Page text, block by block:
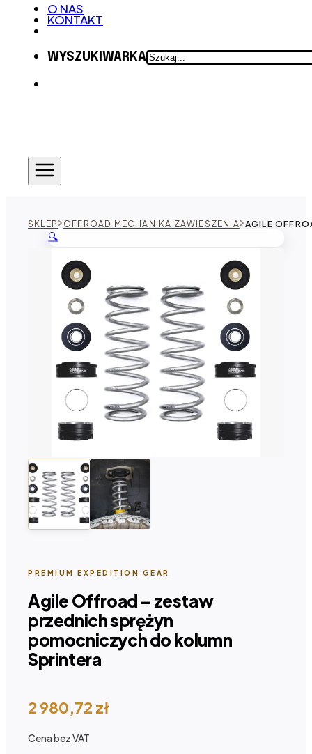
O NAS
KONTAKT
WYSZUKIWARKASZUKAJ
SKLEP OFFROAD MECHANIKA ZAWIESZENIA AGILE
🔍
PREMIUM EXPEDITION GEAR
Agile Offroad – zestaw
przednich sprężyn
pomocniczych do kolumn
Sprintera
2 980,72 zł
Cena bez VAT